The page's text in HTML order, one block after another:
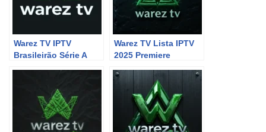
Warez TV IPTV
Brasileirão Série A
Warez TV Lista IPTV
2025 Premiere